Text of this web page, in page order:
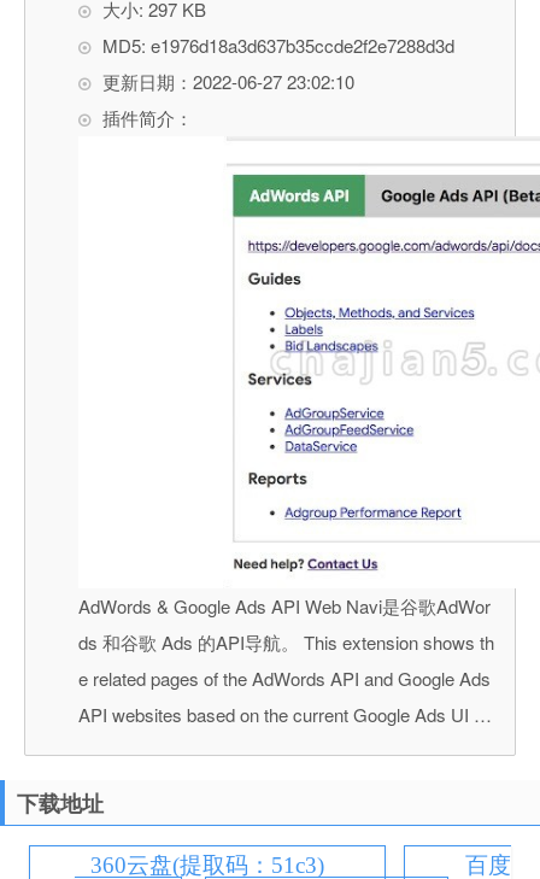
大小: 297 KB
MD5: e1976d18a3d637b35ccde2f2e7288d3d
更新日期：2022-06-27 23:02:10
插件简介：
AdWords & Google Ads API Web Navi是谷歌AdWor
ds 和谷歌 Ads 的API导航。 This extension shows th
e related pages of the AdWords API and Google Ads
API websites based on the current Google Ads UI …
下载地址
360云盘(提取码：51c3)
百度